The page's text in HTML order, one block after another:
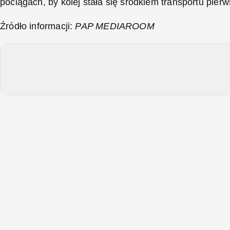
pociągach, by kolej stała się środkiem transportu
Źródło informacji:PAP MEDIAROOM